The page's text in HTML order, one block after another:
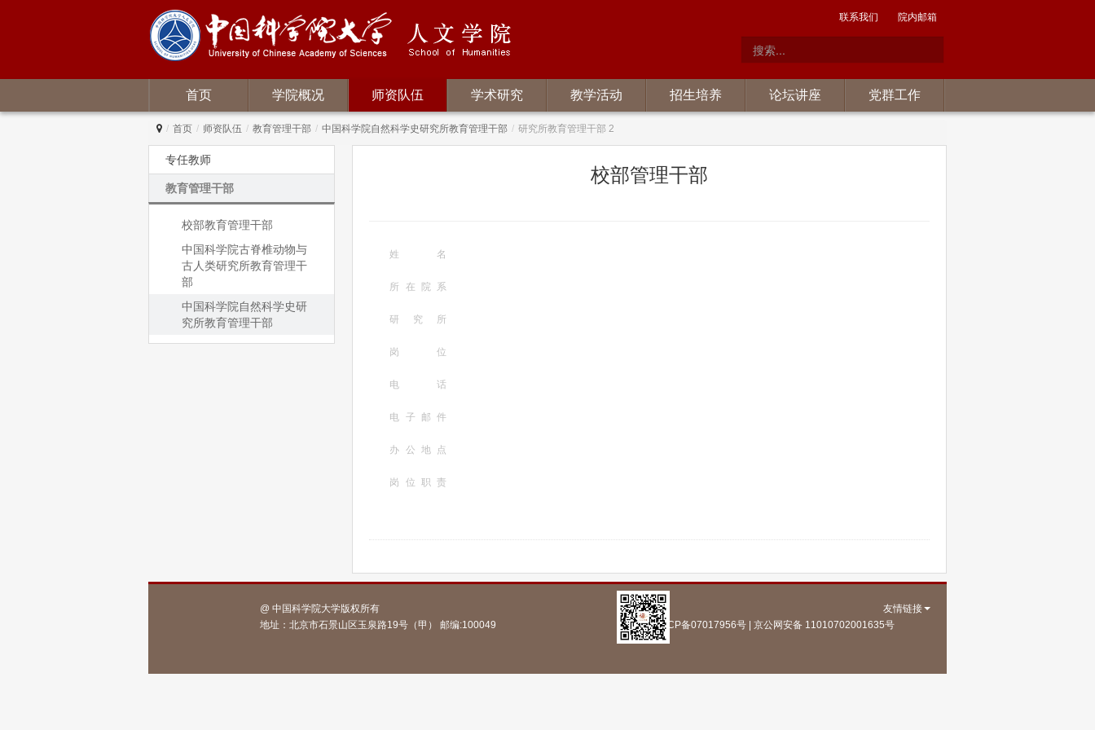
联系我们 院内邮箱
首页 学院概况 师资队伍 学术研究 教学活动 招生培养 论坛讲座 党群工作
/ 首页 / 师资队伍 / 教育管理干部 / 中国科学院自然科学史研究所教育管理干部 / 研究所教育管理干部 2
专任教师
教育管理干部
校部教育管理干部
中国科学院古脊椎动物与
古人类研究所教育管理干
部
中国科学院自然科学史研
究所教育管理干部
校部管理干部
姓名
所在院系
研究所
岗位
电话
电子邮件
办公地点
岗位职责
友情链接
@ 中国科学院大学版权所有
地址：北京市石景山区玉泉路19号（甲） 邮编:100049 京ICP备07017956号 | 京公网安备 11010702001635号